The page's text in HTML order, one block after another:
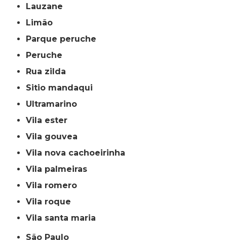
lauzane
limão
parque peruche
peruche
rua zilda
sitio mandaqui
ultramarino
vila ester
vila gouvea
vila nova cachoeirinha
vila palmeiras
vila romero
vila roque
vila santa maria
São Paulo